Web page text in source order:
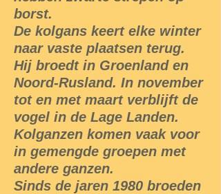
borst.
De kolgans keert elke winter
naar vaste plaatsen terug.
Hij broedt in Groenland en
Noord-Rusland. In november
tot en met maart verblijft de
vogel in de Lage Landen.
Kolganzen komen vaak voor
in gemengde groepen met
andere ganzen.
Sinds de jaren 1980 broeden